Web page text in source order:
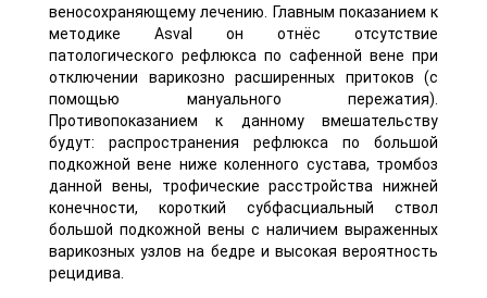
веносохраняющему лечению. Главным показанием к
методике Asval он отнёс отсутствие
патологического рефлюкса по сафенной вене при
отключении варикозно расширенных притоков (с
помощью мануального пережатия).
Противопоказанием к данному вмешательству
будут: распространения рефлюкса по большой
подкожной вене ниже коленного сустава, тромбоз
данной вены, трофические расстройства нижней
конечности, короткий субфасциальный ствол
большой подкожной вены с наличием выраженных
варикозных узлов на бедре и высокая вероятность
рецидива.